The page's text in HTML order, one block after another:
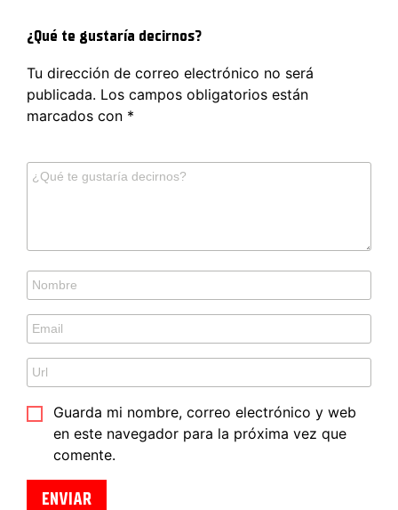
¿Qué te gustaría decirnos?
Tu dirección de correo electrónico no será
publicada. Los campos obligatorios están
marcados con *
Guarda mi nombre, correo electrónico y web
en este navegador para la próxima vez que
comente.